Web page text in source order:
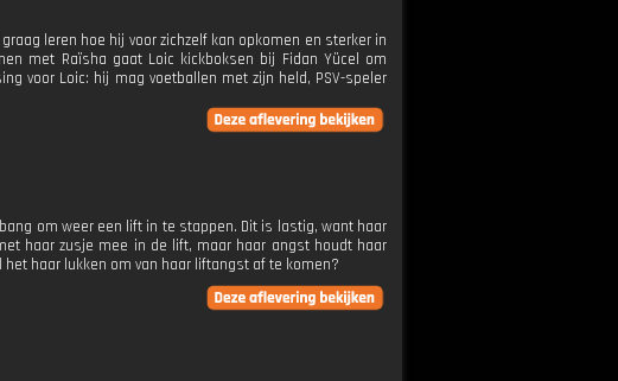
leren hoe hij voor zichzelf kan opkomen en sterker in
met Raïsha gaat Loic kickboksen bij Fidan Yücel om
voor Loic: hij mag voetballen met zijn held, PSV-speler
om weer een lift in te stappen. Dit is lastig, want haar
haar zusje mee in de lift, maar haar angst houdt haar
het haar lukken om van haar liftangst af te komen?